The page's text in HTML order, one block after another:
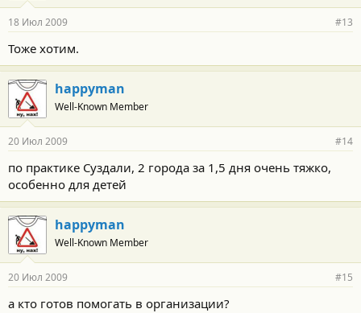
18 Июл 2009 #13
Тоже хотим.
happyman
Well-Known Member
20 Июл 2009 #14
по практике Суздали, 2 города за 1,5 дня очень тяжко,
особенно для детей
happyman
Well-Known Member
20 Июл 2009 #15
а кто готов помогать в организации?